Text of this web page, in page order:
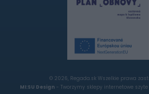
© 2026, Regada.sk Wszelkie prawa
MI:SU Design - Tworzymy sklepy internetowe